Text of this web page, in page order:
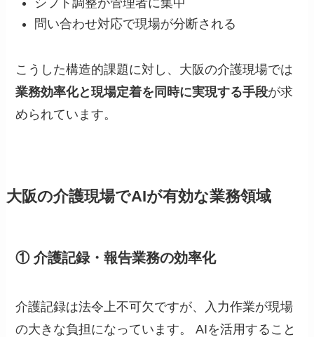
問い合わせ対応で現場が分断される
こうした構造的課題に対し、大阪の介護現場では
業務効率化と現場定着を同時に実現する手段が求
められています。
大阪の介護現場でAIが有効な業務領域
① 介護記録・報告業務の効率化
介護記録は法令上不可欠ですが、入力作業が現場
の大きな負担になっています。 AIを活用すること